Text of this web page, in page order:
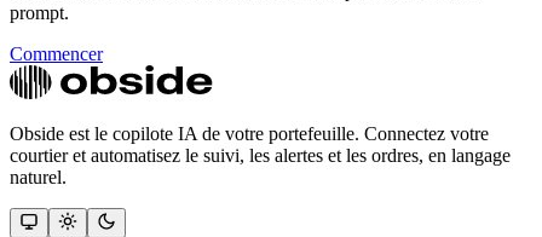
prompt.
Commencer
Obside est le copilote IA de votre portefeuille. Connectez votre
courtier et automatisez le suivi, les alertes et les ordres, en langage
naturel.